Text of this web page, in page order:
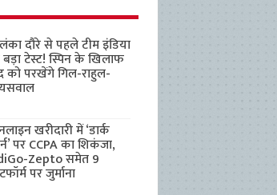
दौरे से पहले टीम इंडिया
टेस्ट! स्पिन के खिलाफ
परखेंगे गिल-राहुल-
खरीदारी में ‘डार्क
पर CCPA का शिकंजा,
Zepto समेत 9
पर जुर्माना